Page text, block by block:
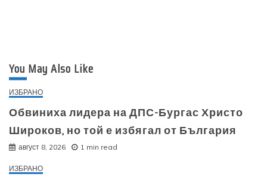
You May Also Like
ИЗБРАНО
Обвиниха лидера на ДПС-Бургас Христо
Широков, но той е избягал от България
август 8, 2026 1 min read
ИЗБРАНО